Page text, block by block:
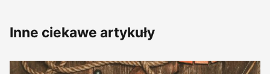
Inne ciekawe artykuły